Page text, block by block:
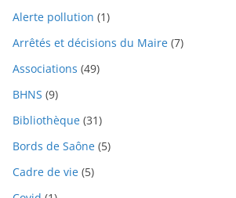
Alerte pollution (1)
Arrêtés et décisions du Maire (7)
Associations (49)
BHNS (9)
Bibliothèque (31)
Bords de Saône (5)
Cadre de vie (5)